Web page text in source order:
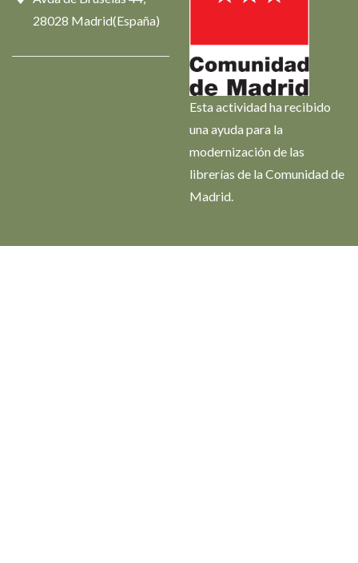
28028 Madrid(España)
Esta actividad ha recibido
una ayuda para la
modernización de las
librerías de la Comunidad de
Madrid.